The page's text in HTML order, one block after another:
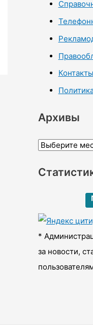
Контакты
Архивы
А
х
ы
*
за новости,